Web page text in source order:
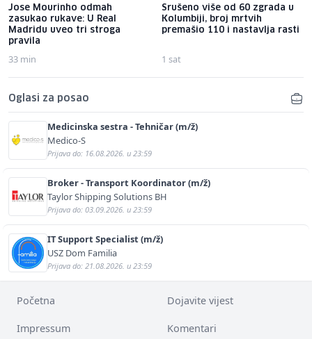
Jose Mourinho odmah
zasukao rukave: U Real
Madridu uveo tri stroga
pravila
33 min
Srušeno više od 60 zgrada u
Kolumbiji, broj mrtvih
premašio 110 i nastavlja rasti
1 sat
Oglasi za posao
Medicinska sestra - Tehničar (m/ž)
Medico-S
Prijava do: 16.08.2026. u 23:59
Broker - Transport Koordinator (m/ž)
Taylor Shipping Solutions BH
Prijava do: 03.09.2026. u 23:59
IT Support Specialist (m/ž)
USZ Dom Familia
Prijava do: 21.08.2026. u 23:59
Početna Dojavite vijest
Impressum Komentari